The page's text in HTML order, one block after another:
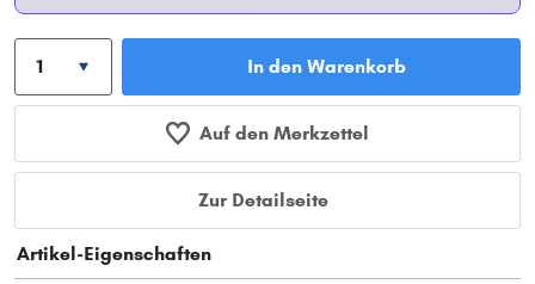
In den Warenkorb
Auf den Merkzettel
Zur Detailseite
Artikel-Eigenschaften